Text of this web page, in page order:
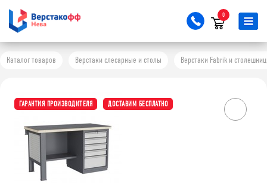
0
Каталог товаров Верстаки слесарные и столы Верстаки Fabrik и
ГАРАНТИЯ ПРОИЗВОДИТЕЛЯ ДОСТАВИМ БЕСПЛАТНО